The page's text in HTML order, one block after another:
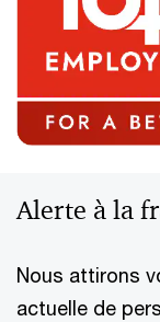
Alerte à la
Nous attirons
actuelle de